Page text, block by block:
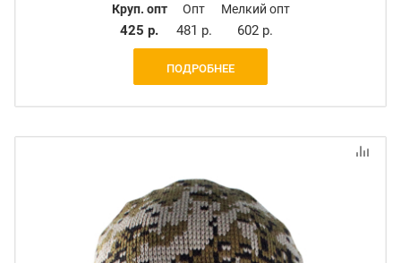
Круп. опт
425 р.
Опт
481 р.
Мелкий опт
602 р.
ПОДРОБНЕЕ